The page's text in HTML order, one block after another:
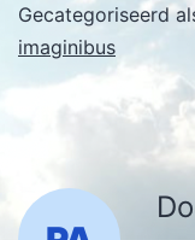
Gecategoriseerd
imaginibus